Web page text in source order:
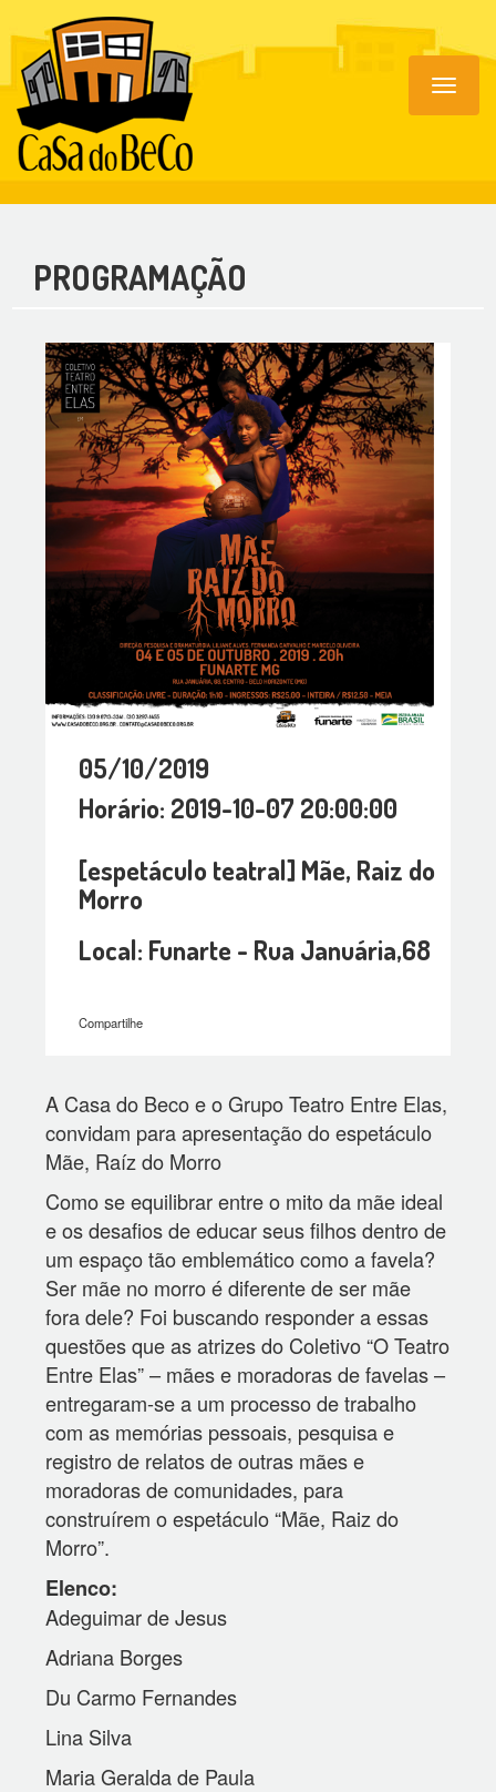
Toggle
PROGRAMAÇÃO
05/10/2019
Horário: 2019-10-07 20:00:00
[espetáculo teatral] Mãe, Raiz do
Morro
Local: Funarte - Rua Januária,68
Compartilhe
A Casa do Beco e o Grupo Teatro Entre Elas,
convidam para apresentação do espetáculo
Mãe, Raíz do Morro
Como se equilibrar entre o mito da mãe ideal
e os desafios de educar seus filhos dentro de
um espaço tão emblemático como a favela?
Ser mãe no morro é diferente de ser mãe
fora dele? Foi buscando responder a essas
questões que as atrizes do Coletivo “O Teatro
Entre Elas” – mães e moradoras de favelas –
entregaram-se a um processo de trabalho
com as memórias pessoais, pesquisa e
registro de relatos de outras mães e
moradoras de comunidades, para
construírem o espetáculo “Mãe, Raiz do
Morro”.
Elenco:
Adeguimar de Jesus
Adriana Borges
Du Carmo Fernandes
Lina Silva
Maria Geralda de Paula